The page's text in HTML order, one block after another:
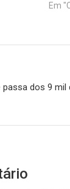
Em
dos 9 mil